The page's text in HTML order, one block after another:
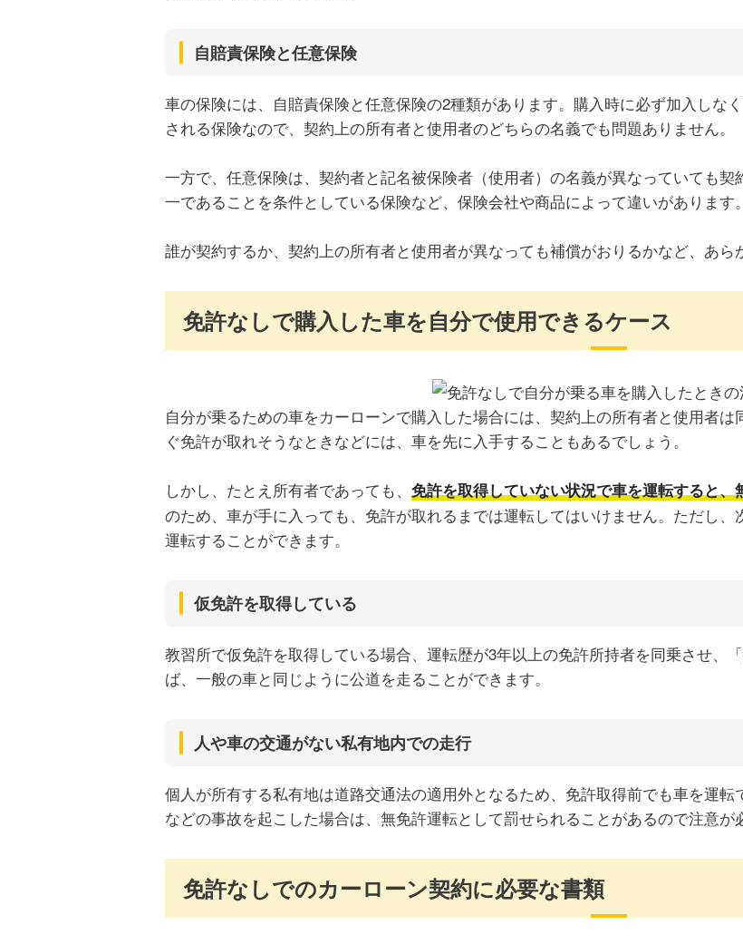
自賠責保険と任意保険
車の保険には、自賠責保険と任意保険の2種類があります。購入時に必ず加入しな
される保険なので、契約上の所有者と使用者のどちらの名義でも問題ありません。
一方で、任意保険は、契約者と記名被保険者（使用者）の名義が異なっていても
一であることを条件としている保険など、保険会社や商品によって違いがあります。
誰が契約するか、契約上の所有者と使用者が異なっても補償がおりるかなど、あら
免許なしで購入した車を自分で使用できるケース
自分が乗るための車をカーローンで購入した場合には、契約上の所有者と使用者
ぐ免許が取れそうなときなどには、車を先に入手することもあるでしょう。
しかし、たとえ所有者であっても、 免許を取得していない状況で車を運転すると
のため、車が手に入っても、免許が取れるまでは運転してはいけません。ただし
運転することができます。
仮免許を取得している
教習所で仮免許を取得している場合、運転歴が3年以上の免許所持者を同乗させ、
ば、一般の車と同じように公道を走ることができます。
人や車の交通がない私有地内での走行
個人が所有する私有地は道路交通法の適用外となるため、免許取得前でも車を運
などの事故を起こした場合は、無免許運転として罰せられることがあるので注意が
免許なしでのカーローン契約に必要な書類